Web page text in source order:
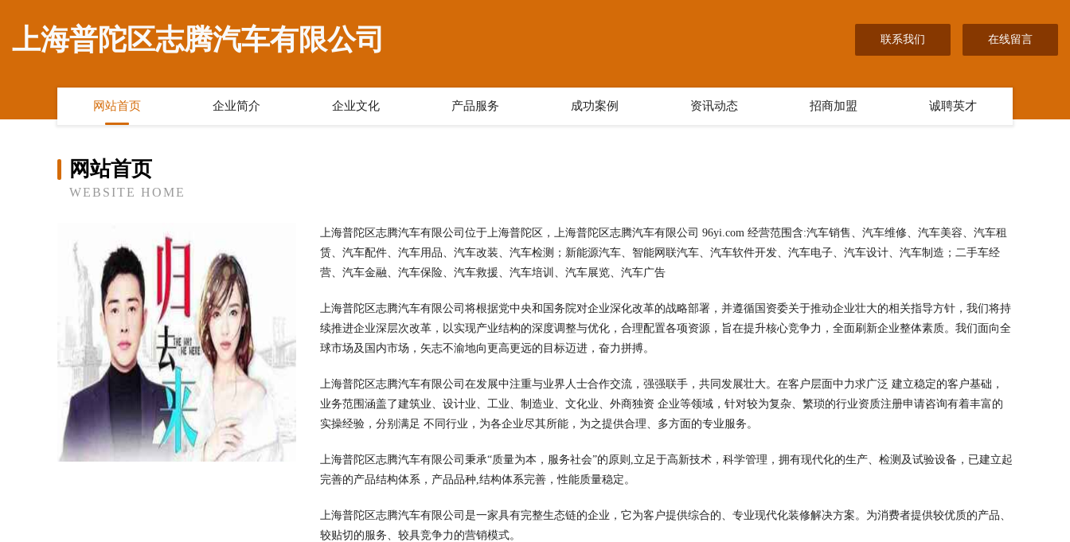
上海普陀区志腾汽车有限公司 联系我们 在线留言
网站首页 企业简介 企业文化 产品服务 成功案例 资讯动态 招商加盟 诚聘英才
网站首页
WEBSITE HOME
上海普陀区志腾汽车有限公司位于上海普陀区，上海普陀区志腾汽车有限公司 96yi.com 经营范围含:汽车销售、汽车维修、汽车美容、汽车租
赁、汽车配件、汽车用品、汽车改装、汽车检测；新能源汽车、智能网联汽车、汽车软件开发、汽车电子、汽车设计、汽车制造；二手车经
营、汽车金融、汽车保险、汽车救援、汽车培训、汽车展览、汽车广告
上海普陀区志腾汽车有限公司将根据党中央和国务院对企业深化改革的战略部署，并遵循国资委关于推动企业壮大的相关指导方针，我们将持
续推进企业深层次改革，以实现产业结构的深度调整与优化，合理配置各项资源，旨在提升核心竞争力，全面刷新企业整体素质。我们面向全
球市场及国内市场，矢志不渝地向更高更远的目标迈进，奋力拼搏。
上海普陀区志腾汽车有限公司在发展中注重与业界人士合作交流，强强联手，共同发展壮大。在客户层面中力求广泛 建立稳定的客户基础，
业务范围涵盖了建筑业、设计业、工业、制造业、文化业、外商独资 企业等领域，针对较为复杂、繁琐的行业资质注册申请咨询有着丰富的
实操经验，分别满足 不同行业，为各企业尽其所能，为之提供合理、多方面的专业服务。
上海普陀区志腾汽车有限公司秉承“质量为本，服务社会”的原则,立足于高新技术，科学管理，拥有现代化的生产、检测及试验设备，已建立起
完善的产品结构体系，产品品种,结构体系完善，性能质量稳定。
上海普陀区志腾汽车有限公司是一家具有完整生态链的企业，它为客户提供综合的、专业现代化装修解决方案。为消费者提供较优质的产品、
较贴切的服务、较具竞争力的营销模式。